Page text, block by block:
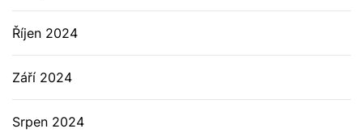
Říjen 2024
Září 2024
Srpen 2024